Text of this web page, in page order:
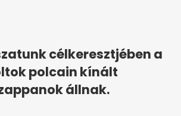
célkeresztjében a
polcain kínált
állnak.